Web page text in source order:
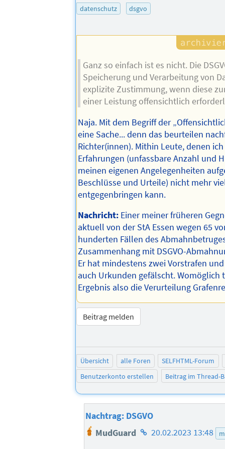
datenschutz dsgvo
Ganz so einfach ist es nicht. Die
Speicherung und Verarbeitung von
explizite Zustimmung, wenn diese
einer Leistung offensichtlich
Naja. Mit dem Begriff der
eine Sache... denn das beurteilen
Richter(innen). Mithin Leute, denen
Erfahrungen (unfassbare Anzahl und
meinen eigenen Angelegenheiten
Beschlüsse und Urteile) nicht mehr
entgegenbringen kann.
Nachricht: Einer meiner früheren
aktuell von der StA Essen wegen 65
hunderten Fällen des
Zusammenhang mit DSGVO-
Er hat mindestens zwei Vorstrafen
auch Urkunden gefälscht. Womöglich
Ergebnis also die Verurteilung
Beitrag melden
Übersicht alle Foren
SELFHTML-Forum
Benutzerkonto erstellen
Beitrag im Thread-
Nachtrag: DSGVO
MudGuard Homepage
20.02.2023 13:48